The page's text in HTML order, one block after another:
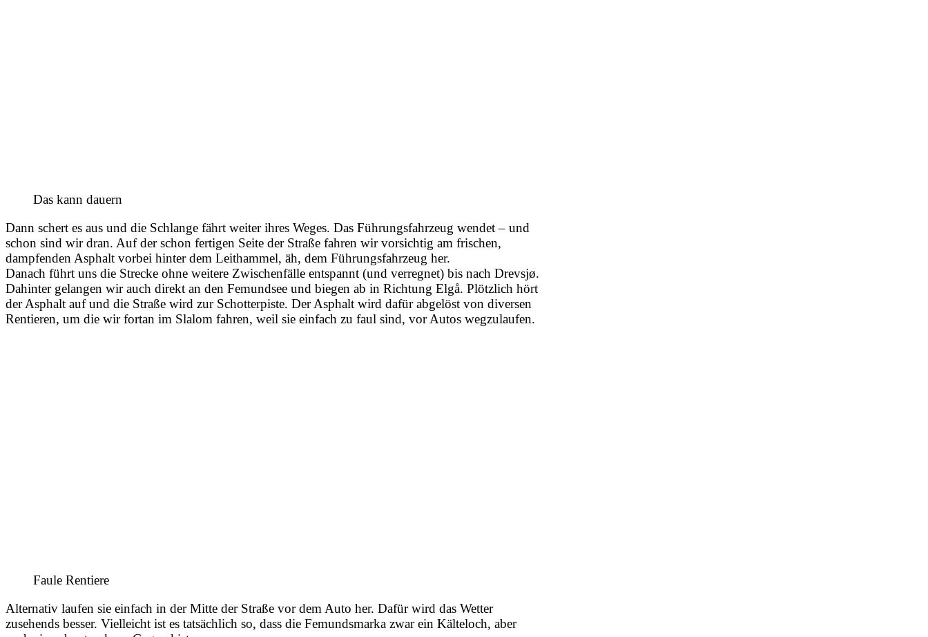
Das kann dauern
Dann schert es aus und die Schlange fährt weiter ihres Weges. Das Führungsfahrzeug wendet – und
schon sind wir dran. Auf der schon fertigen Seite der Straße fahren wir vorsichtig am frischen,
dampfenden Asphalt vorbei hinter dem Leithammel, äh, dem Führungsfahrzeug her.
Danach führt uns die Strecke ohne weitere Zwischenfälle entspannt (und verregnet) bis nach Drevsjø.
Dahinter gelangen wir auch direkt an den Femundsee und biegen ab in Richtung Elgå. Plötzlich hört
der Asphalt auf und die Straße wird zur Schotterpiste. Der Asphalt wird dafür abgelöst von diversen
Rentieren, um die wir fortan im Slalom fahren, weil sie einfach zu faul sind, vor Autos wegzulaufen.
Faule Rentiere
Alternativ laufen sie einfach in der Mitte der Straße vor dem Auto her. Dafür wird das Wetter
zusehends besser. Vielleicht ist es tatsächlich so, dass die Femundsmarka zwar ein Kälteloch, aber